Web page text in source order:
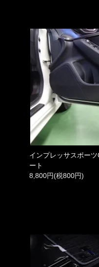
インプレッサスポー
ート
8,800円(税800円)